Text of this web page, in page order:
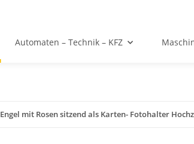
Automaten – Technik – KFZ
Engel mit Rosen sitzend als Karten- Fotohalter